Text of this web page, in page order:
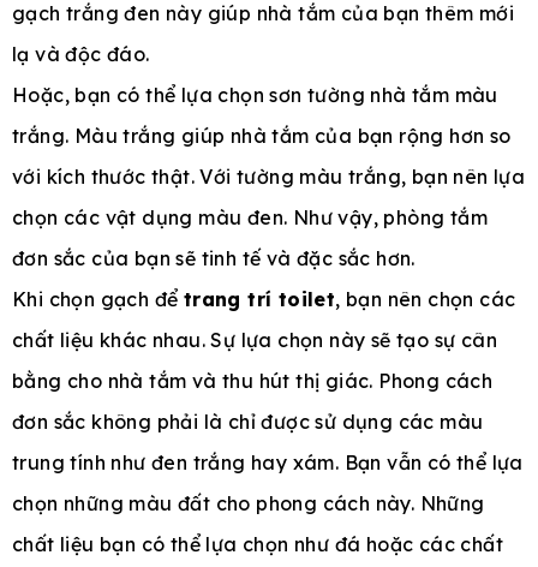
gạch trắng đen này giúp nhà tắm của bạn thêm mới
lạ và độc đáo.
Hoặc, bạn có thể lựa chọn sơn tường nhà tắm màu
trắng. Màu trắng giúp nhà tắm của bạn rộng hơn so
với kích thước thật. Với tường màu trắng, bạn nên lựa
chọn các vật dụng màu đen. Như vậy, phòng tắm
đơn sắc của bạn sẽ tinh tế và đặc sắc hơn.
Khi chọn gạch để trang trí toilet, bạn nên chọn các
chất liệu khác nhau. Sự lựa chọn này sẽ tạo sự cân
bằng cho nhà tắm và thu hút thị giác. Phong cách
đơn sắc không phải là chỉ được sử dụng các màu
trung tính như đen trắng hay xám. Bạn vẫn có thể lựa
chọn những màu đất cho phong cách này. Những
chất liệu bạn có thể lựa chọn như đá hoặc các chất